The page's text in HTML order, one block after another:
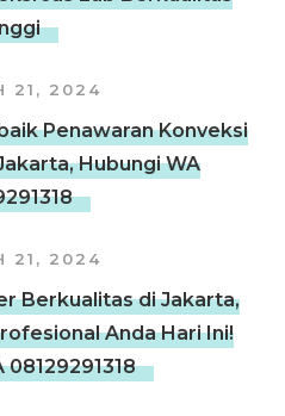
21, 2024
Penawaran Konveksi
Hubungi WA
21, 2024
Berkualitas di Jakarta,
Anda Hari Ini!
08129291318